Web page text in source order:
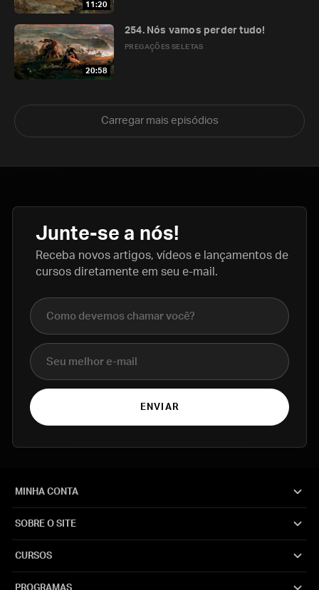
11:20
20:58
PREGAÇÕES SELETAS
254. Nós vamos perder tudo!
Carregar mais episódios
Junte-se a nós!
Receba novos artigos, vídeos e lançamentos de
cursos diretamente em seu e-mail.
Nome completo
E-mail
ENVIAR
MINHA CONTA
SOBRE O SITE
CURSOS
PROGRAMAS